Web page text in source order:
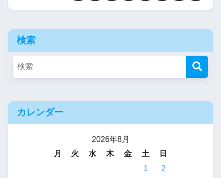
検索
カレンダー
2026年8月
月
火 水 木 金 土
日
1
2